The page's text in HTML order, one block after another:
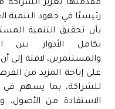
مقدمتها تعزيز الشراكة
رئيسيًا في جهود التنمية
بأن تحقيق التنمية
تكامل الأدوار بين
والمستثمرين، لافتة إلى
على إتاحة المزيد من
للشراكة، بما يسهم في
الاستفادة من الأصول،